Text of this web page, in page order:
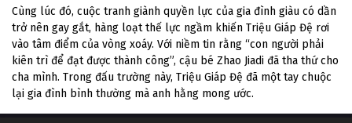
Cùng lúc đó, cuộc tranh giành quyền lực của gia đình giàu có dần
trở nên gay gắt, hàng loạt thế lực ngầm khiến Triệu Giáp Đệ rơi
vào tâm điểm của vòng xoáy. Với niềm tin rằng “con người phải
kiên trì để đạt được thành công”, cậu bé Zhao Jiadi đã tha thứ cho
cha mình. Trong đấu trường này, Triệu Giáp Đệ đã một tay chuộc
lại gia đình bình thường mà anh hằng mong ước.